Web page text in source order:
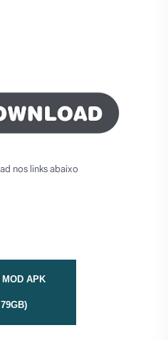
nos links abaixo
MOD APK